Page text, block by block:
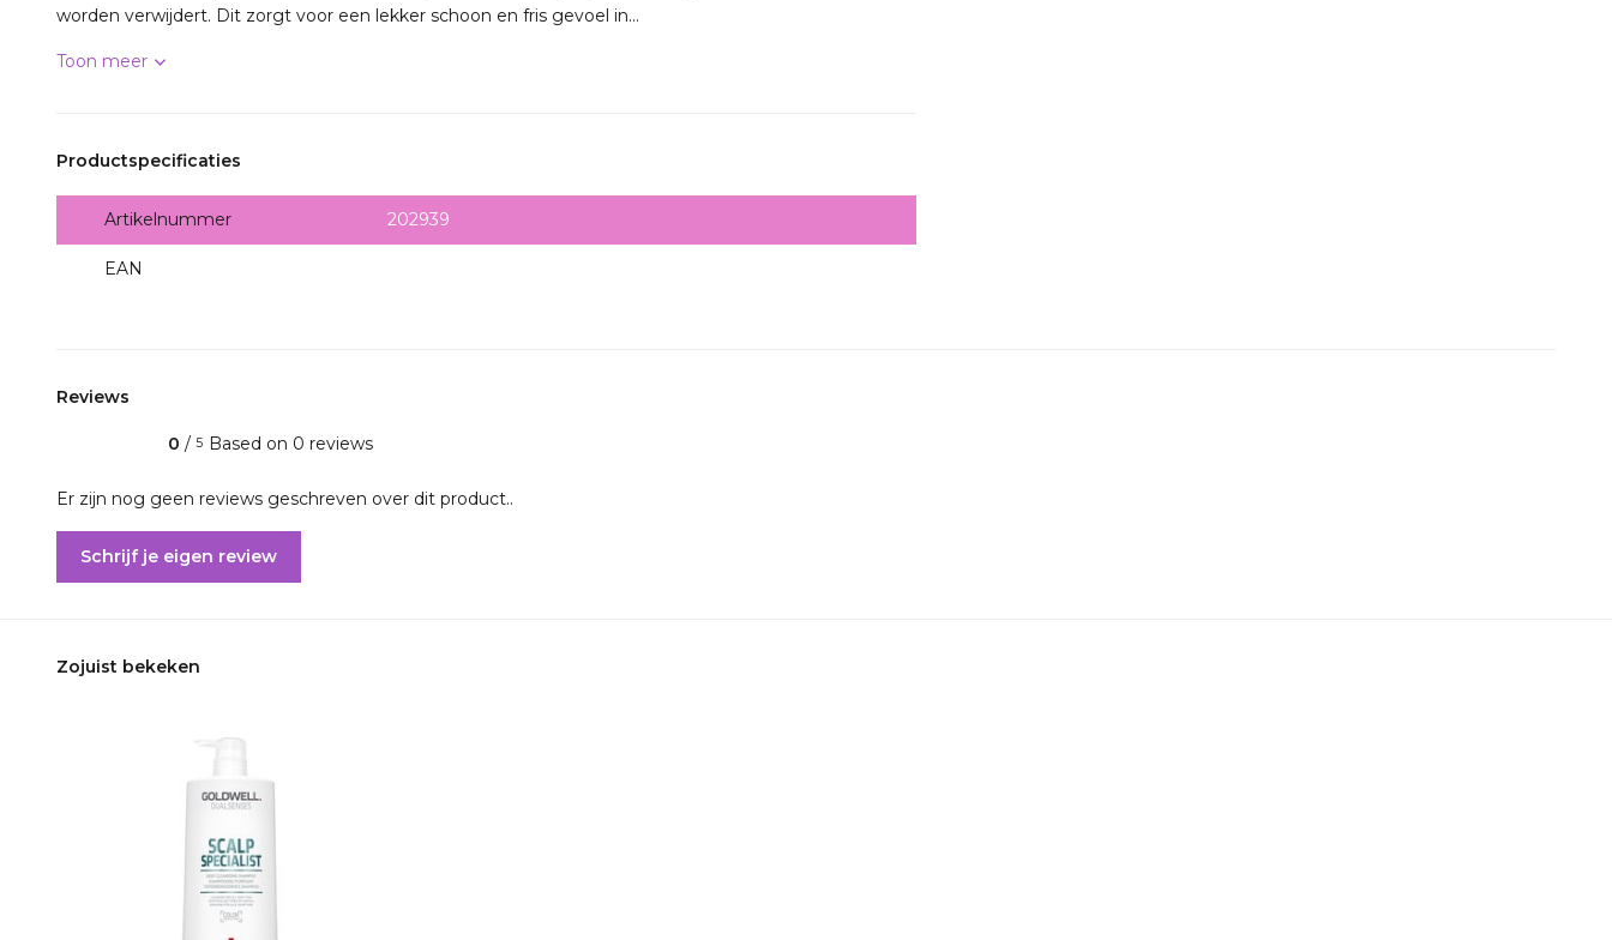
worden verwijdert. Dit zorgt voor een lekker schoon en fris gevoel in...
Toon meer
Productspecificaties
Artikelnummer 202939
EAN
Reviews
0 / 5 Based on 0 reviews
Er zijn nog geen reviews geschreven over dit product..
Schrijf je eigen review
Zojuist bekeken